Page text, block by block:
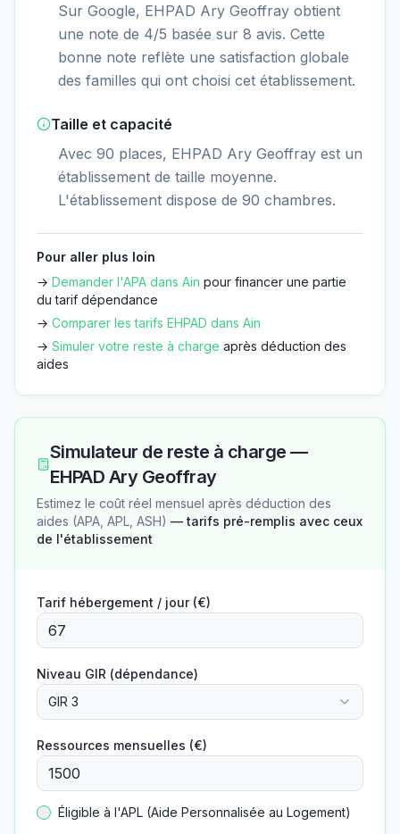
Sur Google, EHPAD Ary Geoffray obtient
une note de 4/5 basée sur 8 avis. Cette
bonne note reflète une satisfaction globale
des familles qui ont choisi cet établissement.
Taille et capacité
Avec 90 places, EHPAD Ary Geoffray est un
établissement de taille moyenne.
L'établissement dispose de 90 chambres.
Pour aller plus loin
→ Demander l'APA dans Ain pour financer une partie
du tarif dépendance
→ Comparer les tarifs EHPAD dans Ain
→ Simuler votre reste à charge après déduction des
aides
Simulateur de reste à charge —
EHPAD Ary Geoffray
Estimez le coût réel mensuel après déduction des
aides (APA, APL, ASH) — tarifs pré-remplis avec ceux
de l'établissement
Tarif hébergement / jour (€)
Niveau GIR (dépendance)
GIR 3
Ressources mensuelles (€)
Éligible à l'APL (Aide Personnalisée au Logement)